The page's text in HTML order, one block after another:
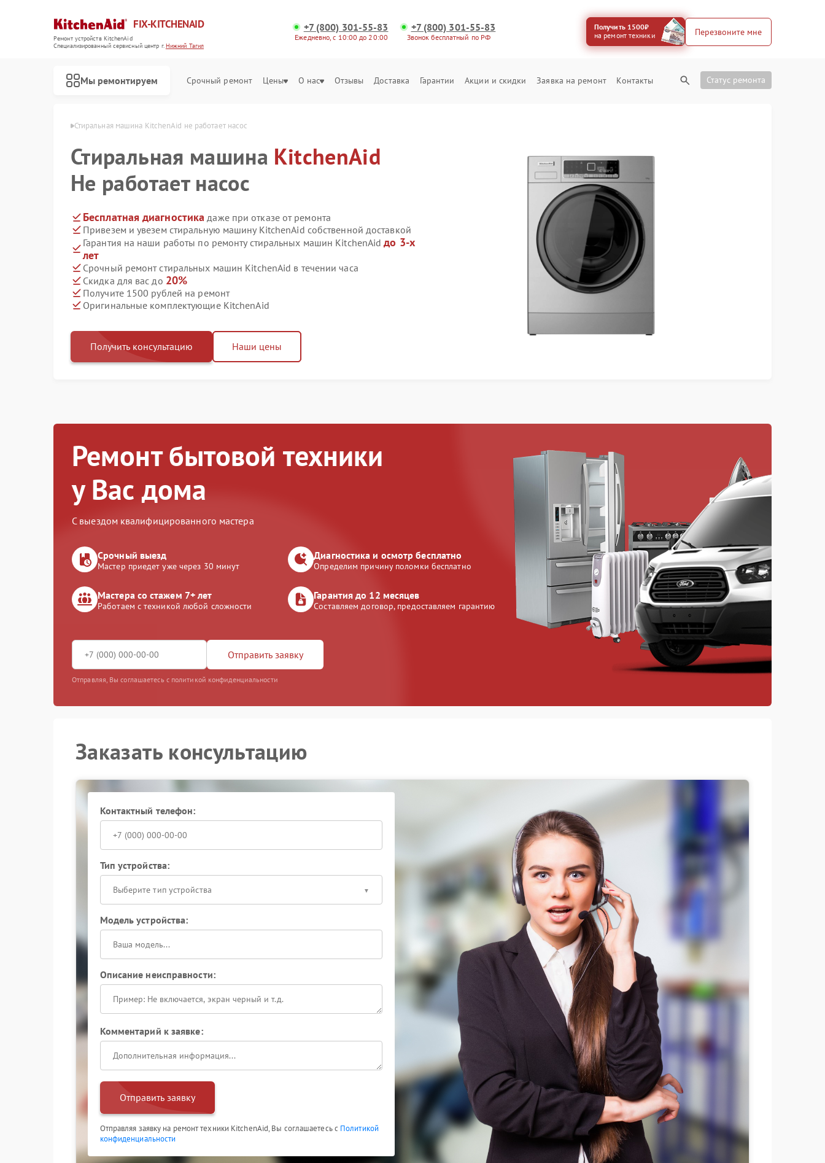
FIX-KITCHENAID
Ремонт устройств KitchenAid
Специализированный cервисный центр г.Нижний Тагил
+7 (800) 301-55-83
Ежедневно, с 10:00 до 20:00
+7 (800) 301-55-83
Звонок бесплатный по РФ
Получить 1500₽
на ремонт техники
Перезвоните мне
Мы ремонтируем Срочный ремонт Цены О нас Отзывы Доставка Гарантии Акции и скидки Заявка на ремонт Контакты Статус ремонта
Стиральная машина KitchenAid не работает насос
Стиральная машина KitchenAid
Не работает насос
Бесплатная диагностика даже при отказе от ремонта
Привезем и увезем стиральную машину KitchenAid собственной доставкой
Гарантия на наши работы по ремонту стиральных машин KitchenAidдо 3-х
лет
Срочный ремонт стиральных машин KitchenAid в течении часа
Скидка для вас до 20%
Получите 1500 рублей на ремонт
Оригинальные комплектующие KitchenAid
Получить консультацию Наши цены
Ремонт бытовой техники
у Вас дома
С выездом квалифицированного мастера
Срочный выезд
Мастер приедет уже через 30 минут
Диагностика и осмотр бесплатно
Определим причину поломки бесплатно
Мастера со стажем 7+ лет
Работаем с техникой любой сложности
Гарантия до 12 месяцев
Составляем договор, предоставляем гарантию
Отправить заявку
Отправляя, Вы соглашаетесь с политикой конфиденциальности
Заказать консультацию
Контактный телефон:
Тип устройства:
Выберите тип устройства
Модель устройства:
Описание неисправности:
Комментарий к заявке:
Отправить заявку
Отправляя заявку на ремонт техники KitchenAid, Вы соглашаетесь с Политикой
конфиденциальности